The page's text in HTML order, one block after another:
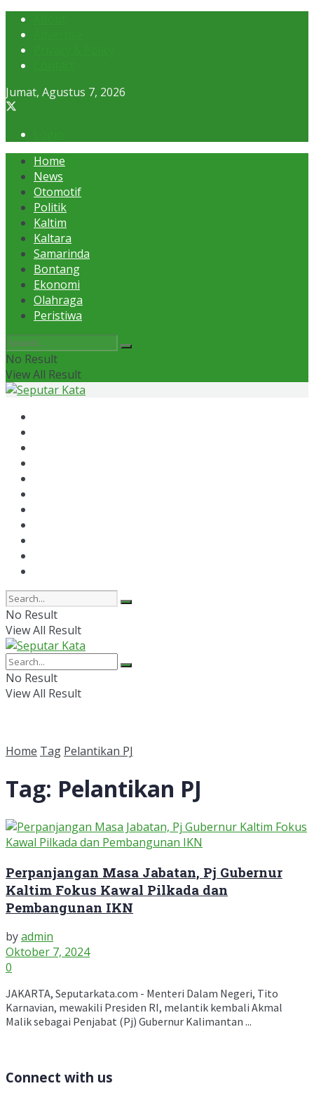
Jumat, Agustus 7, 2026
Home
News
Otomotif
Politik
Kaltim
Kaltara
Samarinda
Bontang
Ekonomi
Olahraga
Peristiwa
No Result
View All Result
No Result
View All Result
No Result
View All Result
Home Tag Pelantikan PJ
Tag: Pelantikan PJ
Perpanjangan Masa Jabatan, Pj Gubernur
Kaltim Fokus Kawal Pilkada dan
Pembangunan IKN
byadmin
Oktober 7, 2024
0
JAKARTA, Seputarkata.com - Menteri Dalam Negeri, Tito
Karnavian, mewakili Presiden RI, melantik kembali Akmal
Malik sebagai Penjabat (Pj) Gubernur Kalimantan ...
Connect with us